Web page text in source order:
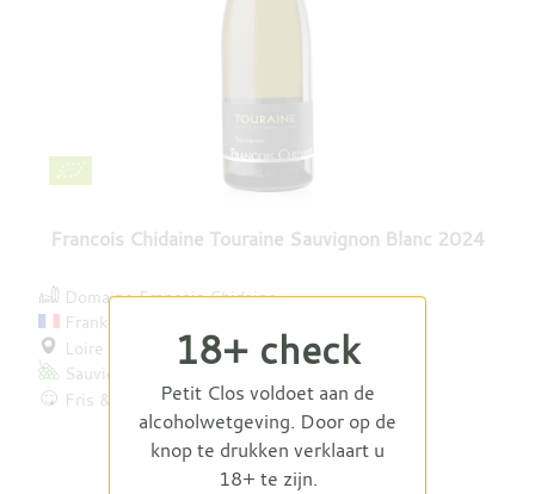
Francois Chidaine Touraine Sauvignon Blanc 2024
Domaine François Chidaine
Frankrijk
Loire
Sauvignon Blanc
Fris & aromatisch
€ 16,25 € 15,50
18+ check
Petit Clos voldoet aan de
alcoholwetgeving. Door op de
knop te drukken verklaart u
18+ te zijn.